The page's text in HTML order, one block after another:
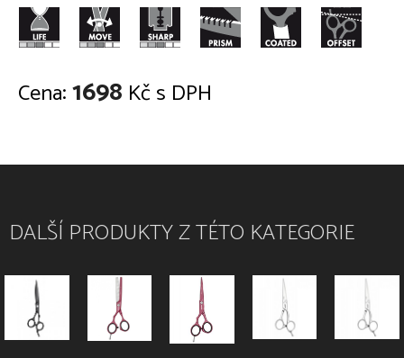
Cena:1698 Kč s DPH
DALŠÍ PRODUKTY Z TÉTO KATEGORIE